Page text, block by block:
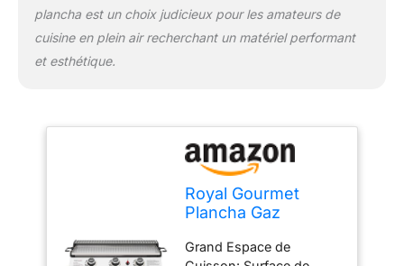
Graisses : Le trou situé
plaque amovible, associé
résidus d'huile à tout
moment et de les
nettoyer facilement.
Portable et Pratique:
Plancha gaz portable, ce
qui en fait un BBQ idéal
de plein air telles que les
plancha est un choix judicieux pour les amateurs de
cuisine en plein air recherchant un matériel performant
et esthétique.
Royal Gourmet
Plancha Gaz
Inoxydable, 3
Grand Espace de